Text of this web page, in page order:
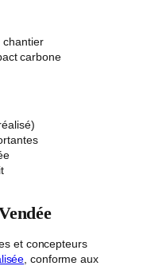
chantier
carbone
et concepteurs
, conforme aux